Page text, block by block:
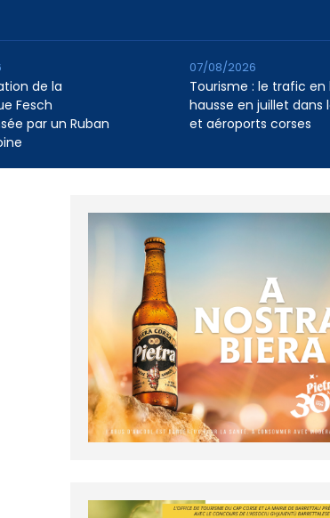
de la
Fesch
par un Ruban
Tourisme : le trafic en
hausse en juillet dans
et aéroports corses
07/08/2026